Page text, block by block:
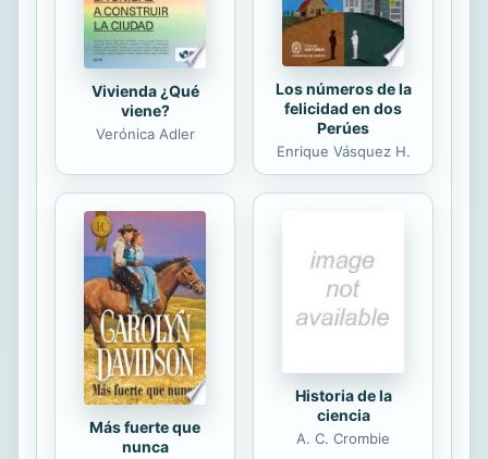
Vivienda ¿Qué
viene?
Verónica Adler
Los números de la
felicidad en dos
Perúes
Enrique Vásquez H.
Más fuerte que
nunca
Historia de la
ciencia
A. C. Crombie